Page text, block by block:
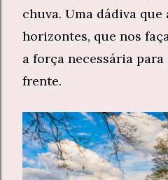
chuva. Uma dádiva que
horizontes, que nos
a força necessária
frente.